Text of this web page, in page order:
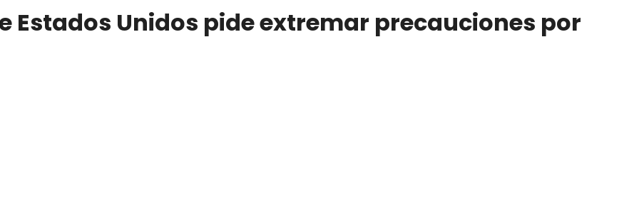
Estados Unidos pide extremar precauciones por